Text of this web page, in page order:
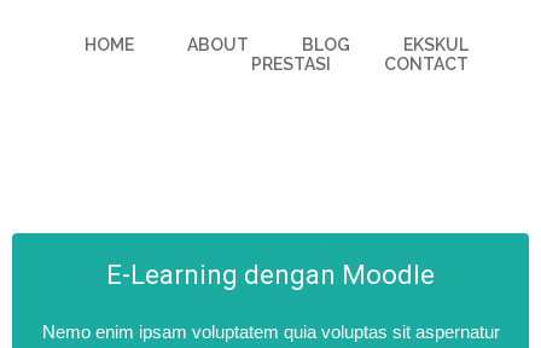
HOME ABOUT BLOG
EKSKUL
PRESTASI
CONTACT
E-Learning dengan Moodle
Nemo enim ipsam voluptatem quia voluptas sit aspernatur